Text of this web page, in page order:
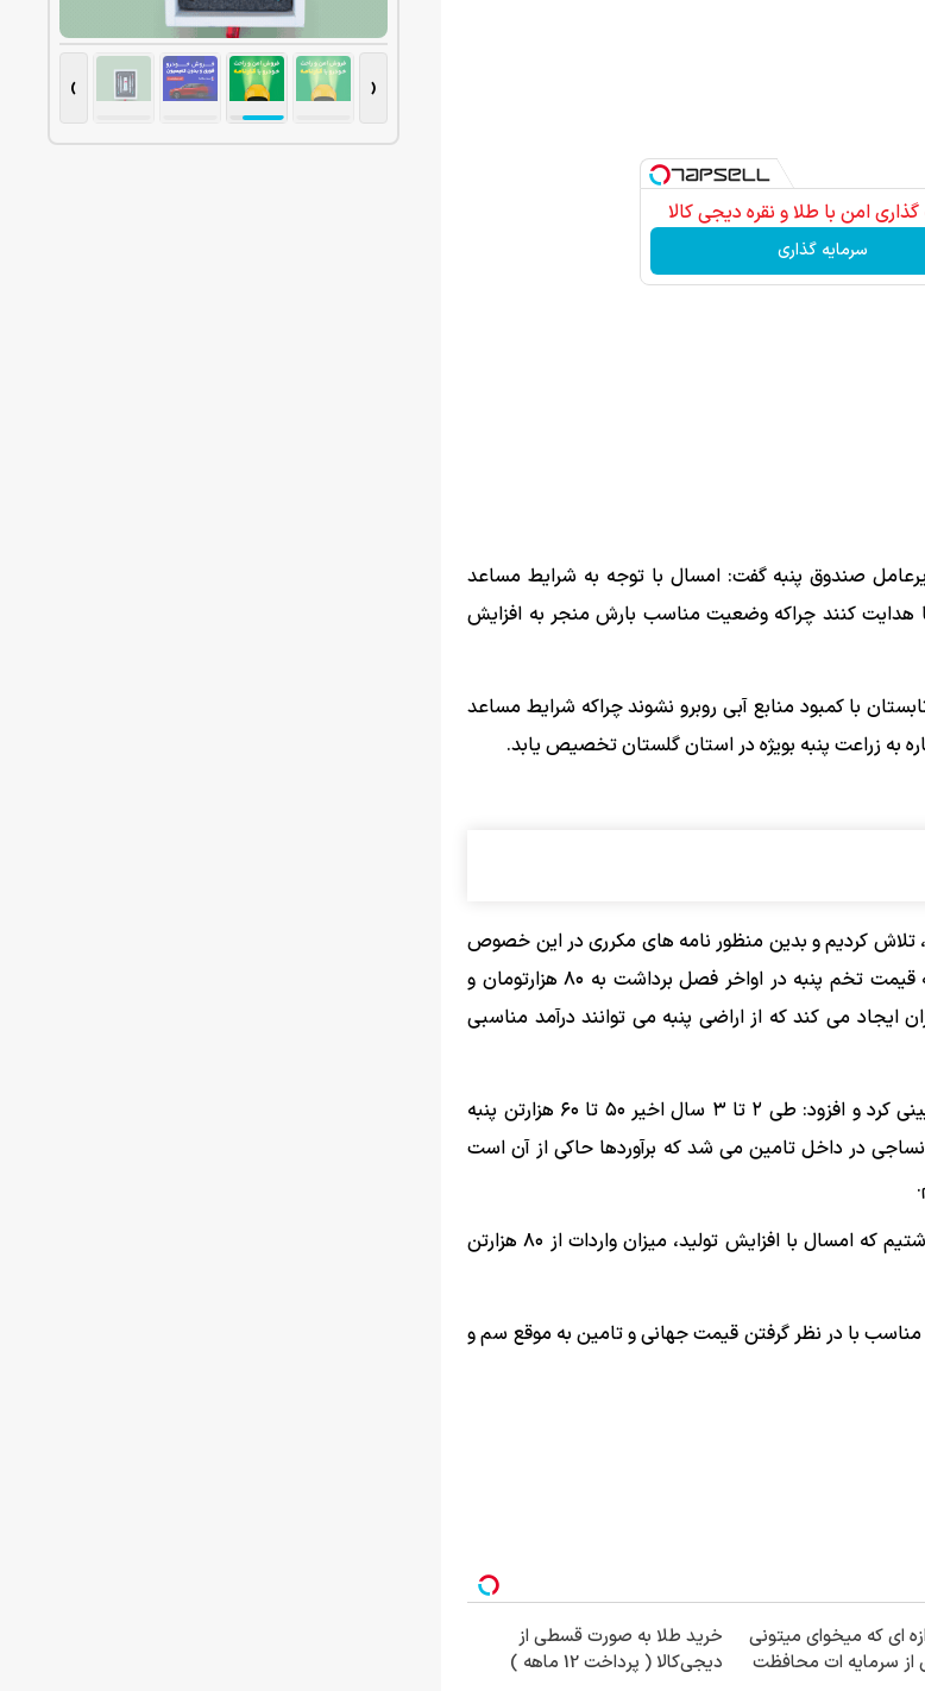
امن با طلا و نقره دیجی کالا
سرمایه گذاری
صندوق پنبه گفت: امسال با توجه به شرایط مساعد
هدایت کنند چراکه وضعیت مناسب بارش منجر به افزایش
با کمبود منابع آبی روبرو نشوند چراکه شرایط مساعد
به زراعت پنبه بویژه در استان گلستان تخصیص یابد.
تلاش کردیم و بدین منظور نامه های مکرری در این خصوص
داشتیم که امسال خوشبختانه تخم پنبه جایگاه واقعی پیدا می کند به طوریکه قیمت تخم پنبه در اواخر فصل برداشت به ۸۰ هزارتومان و
ایجاد می کند که از اراضی پنبه می توانند درآمد مناسبی
مدیرعامل صندوق پنبه افزایش ۲۰ تا ۳۰ درصدی سطح زیرکشت پنبه را پیش بینی کرد و افزود: طی ۲ تا ۳ سال اخیر ۵۰ تا ۶۰ هزارتن پنبه
۱۱۰ هزارتن پنبه تنها ۳۵ درصد نیاز صنعت نساجی در داخل تامین می شد که برآوردها حاکی از آن است
به گفته وی، سال گذ شته با تولید ۵۵ هزارتن پنبه نیاز به واردات ۱۱۰ هزارتن داشتیم که امسال با افزایش تولید، میزان واردات از ۸۰ هزارتن
مناسب با در نظر گرفتن قیمت جهانی و تامین به موقع سم و
ای که میخوای میتونی
از سرمایه ات محافظت
خرید طلا به صورت قسطی از
دیجی‌کالا ( پرداخت 12 ماهه )
‹
›